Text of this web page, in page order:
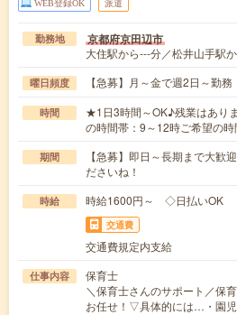
WEB登録OK 派遣
勤務地 京都府京田辺市
大住駅から---分／松井山手駅
曜日頻度 【急募】月～金で週2日～勤務
時間
★1日3時間～OK♪残業はあり
の時間帯：9～12時ご希望の
期間
【急募】即日～長期まで大歓
ださいね！
時給 時給1600円～ ◇日払いOK
交通費
交通費規定内支給
仕事内容
保育士
＼保育士さんのサポート／保
お任せ！▽具体的には…・園